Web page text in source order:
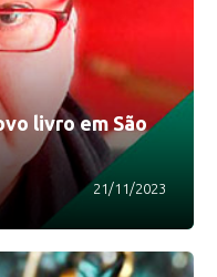
livro em São
21/11/2023